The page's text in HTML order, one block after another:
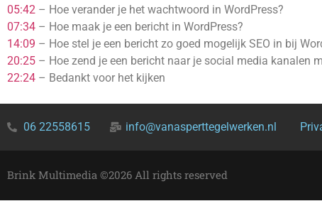
05:42 – Hoe verander je het wachtwoord in WordPress?
07:34 – Hoe maak je een bericht in WordPress?
14:09 – Hoe stel je een bericht zo goed mogelijk SEO in bij
20:25 – Hoe zend je een bericht naar je social media kanalen
22:24 – Bedankt voor het kijken
06 22558615 info@vanasperttegelwerken.nl
Brink Multimedia ©2026 All rights reserved